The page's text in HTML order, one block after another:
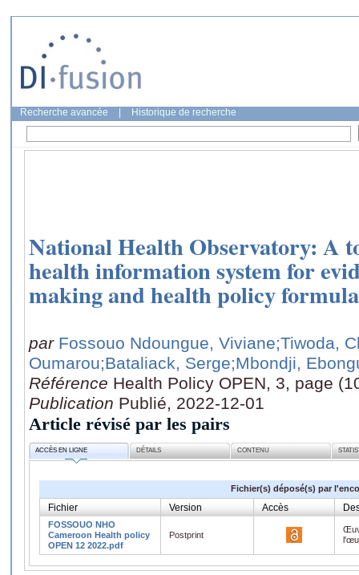
Recherche avancée Historique de recherche
National Health Observatory: A
health information system for
making and health policy
par Fossouo Ndoungue, Viviane;Tiwoda,
Oumarou;Bataliack, Serge;Mbondji,
Référence Health Policy OPEN, 3, page
Publication Publié, 2022-12-01
Article révisé par les pairs
ACCÈS EN LIGNE DÉTAILS CONTENU
Fichier(s) déposé(s) par
Fichier Version Accès
FOSSOUO NHO
Cameroon Health policy
OPEN 12 2022.pdf
Postprint